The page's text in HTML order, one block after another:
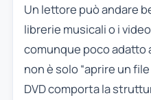
Un lettore può andare
librerie musicali o i
comunque poco adatto
non è solo “aprire un
DVD comporta la